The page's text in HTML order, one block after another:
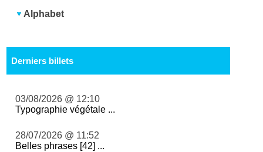
Alphabet
Derniers billets
03/08/2026 @ 12:10
Typographie végétale ...
28/07/2026 @ 11:52
Belles phrases [42] ...